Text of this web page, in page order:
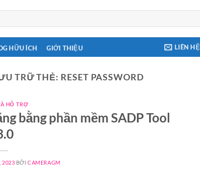
HỮU ÍCH GIỚI THIỆU LIÊN HỆ
TRỮ THẺ: RESET PASSWORD
HỖ TRỢ
bằng phần mềm SADP Tool
2023 BỞICAMERAGM